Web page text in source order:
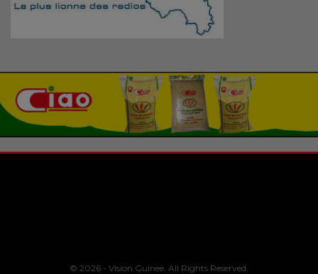
© 2026 - Vision Guinee. All Rights Reserved.